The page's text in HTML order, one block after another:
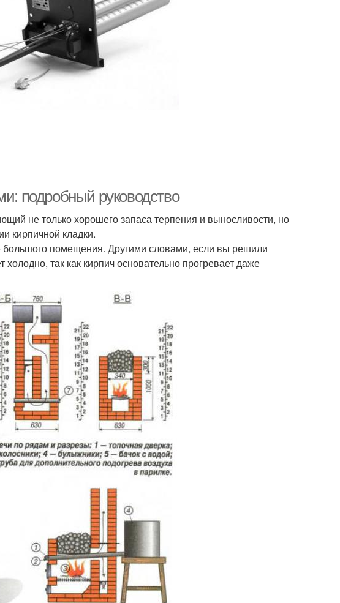
подробный руководство
не только хорошего запаса терпения и выносливости, но
кирпичной кладки.
помещения. Другими словами, если вы решили
холодно, так как кирпич основательно прогревает даже